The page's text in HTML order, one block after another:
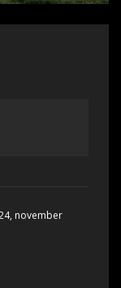
november